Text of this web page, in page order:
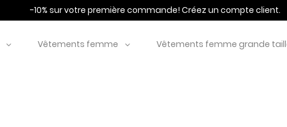
-10% sur votre première commande! Créez un compte client.
Vêtements femme Vêtements femme grande